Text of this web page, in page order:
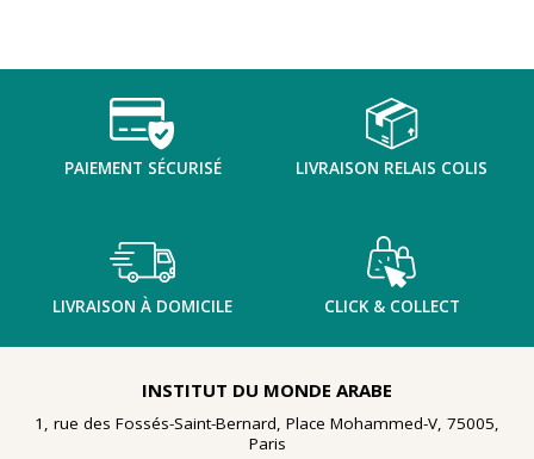
TENTER L'ART POUR SOIGNER
PAIEMENT SÉCURISÉ LIVRAISON RELAIS COLIS
LIVRAISON À DOMICILE CLICK & COLLECT
INSTITUT DU MONDE ARABE
1, rue des Fossés-Saint-Bernard, Place Mohammed-V, 75005,
Paris